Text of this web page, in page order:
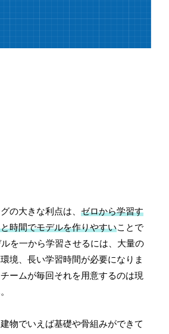
の大きな利点は、ゼロから学習す
時間でモデルを作りやすいことで
を一から学習させるには、大量の
境、長い学習時間が必要になりま
ームが毎回それを用意するのは現
物でいえば基礎や骨組みができて